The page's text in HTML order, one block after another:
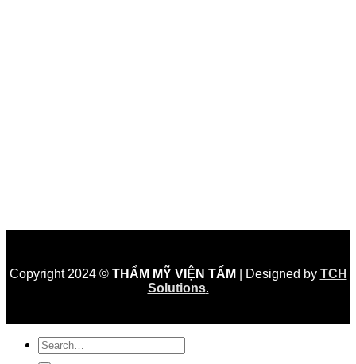
Copyright 2024 © THẨM MỸ VIỆN TẤM | Designed by TCH
Solutions.